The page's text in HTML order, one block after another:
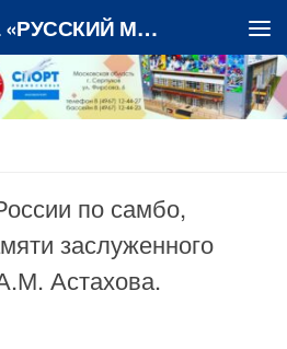
Спортивная школа «РУССКИЙ МЕДВЕДЬ»
по самбо,
заслуженного
Астахова.